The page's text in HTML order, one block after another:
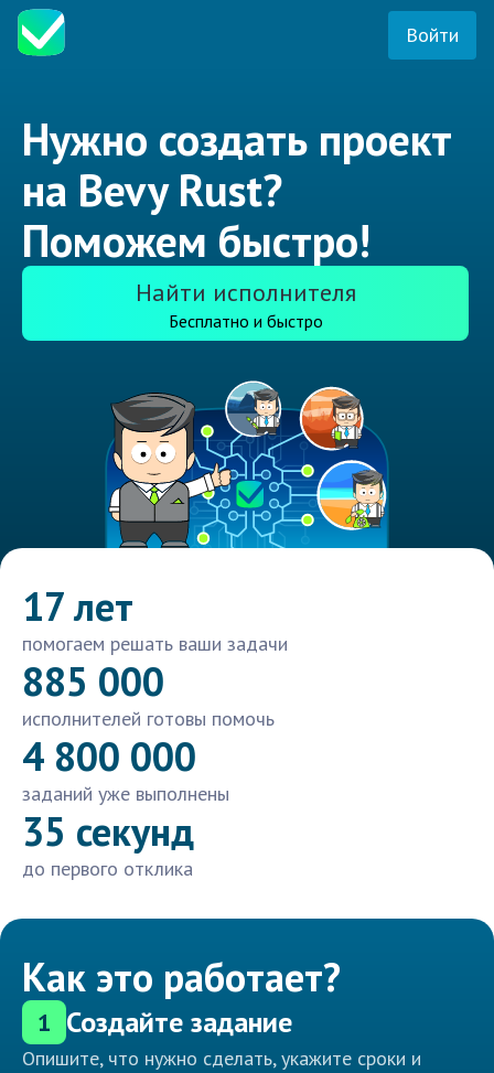
Войти
Нужно создать проект
на Bevy Rust?
Поможем быстро!
Найти исполнителя
Бесплатно и быстро
17 лет
помогаем решать ваши задачи
885 000
исполнителей готовы помочь
4 800 000
заданий уже выполнены
35 секунд
до первого отклика
Как это работает?
1 Создайте задание
Опишите, что нужно сделать, укажите сроки и